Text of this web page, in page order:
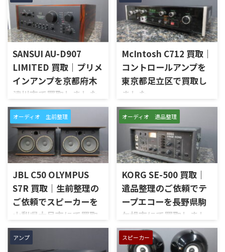
SANSUI AU-D907
LIMITED 買取｜プリメ
インアンプを京都府木
津川市で買取しました
京都府木津川市で、SANSUIの
プリメインアンプ「AU-D907
LIMITED」を出張買取させてい
ただきました。今回のお品物
は、AU-D907をベースに各部の
高品位化が図られたLimitedモ
デルで、左右チャンネルの音出
し状態、入力切替、ボリュー
ム、トーンコントロール、フォ
ノ入力、スピーカー出力、Pre
Out、Main Amp入力、外観コ
付属品の有無を確認しながら
査定いたしました。 買取商
McIntosh C712 買取｜
コントロールアンプを
東京都足立区で買取し
ました
東京都足立区で、McIntoshの
コントロールアンプ「C712」
を出張買取させていただきま
した。今回のお品物は、
McIntoshらしいガラスパネル
デザインとリモート操作機能
を備えた2chソリッドステート
式のコントロールアンプで、左
右チャンネルの音出し、入力
切替、ボリューム、トーンコン
トロール、MMフォノ入力、バ
外観コンディション、リモコン
など付属品の有無を確認しな
オーディオ 生前整理
JBL C50 OLYMPUS
S7R 買取｜生前整理の
ご依頼でスピーカーを
山梨県大月市にて買取
しました
山梨県大月市で、生前整理に伴
オーディオ 遺品整理
KORG SE-500 買取｜
遺品整理のご依頼でテ
ープエコーを長野県駒
ケ根市にて買取しまし
た
長野県駒ケ根市で、遺品整理に
アンプ スピーカー